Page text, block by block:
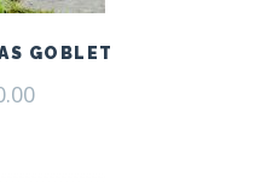
GOBLET